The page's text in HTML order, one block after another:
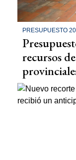
PRESUPUESTO
recursos